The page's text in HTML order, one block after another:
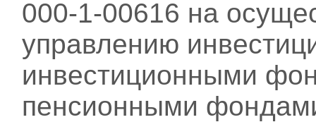
000-1-00616 на
управлению
инвестиционными
пенсионными